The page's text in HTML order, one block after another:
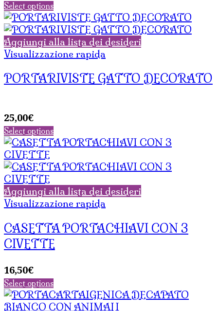
Select options
Aggiungi alla lista dei desideri
Visualizzazione rapida
PORTARIVISTE GATTO DECORATO
25,00€
Select options
Aggiungi alla lista dei desideri
Visualizzazione rapida
CASETTA PORTACHIAVI CON 3
CIVETTE
16,50€
Select options